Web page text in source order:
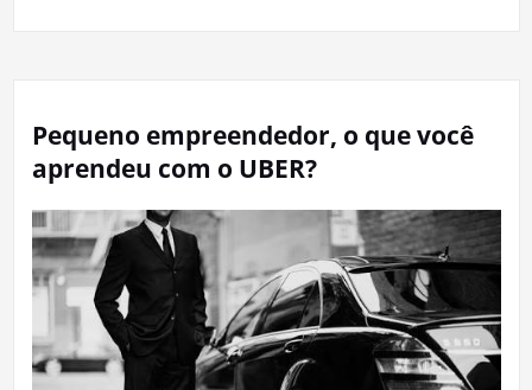
Pequeno empreendedor, o que você
aprendeu com o UBER?